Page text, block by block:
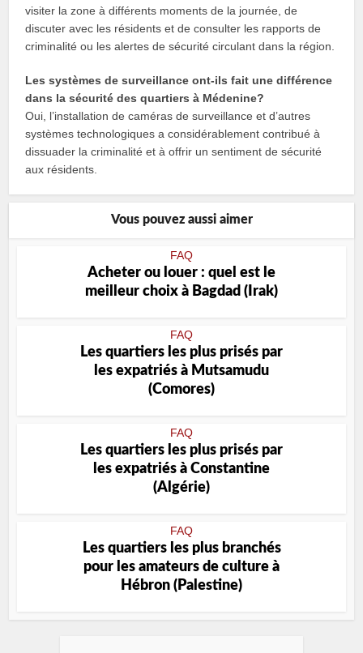
visiter la zone à différents moments de la journée, de
discuter avec les résidents et de consulter les rapports de
criminalité ou les alertes de sécurité circulant dans la région.
Les systèmes de surveillance ont-ils fait une différence
dans la sécurité des quartiers à Médenine?
Oui, l’installation de caméras de surveillance et d’autres
systèmes technologiques a considérablement contribué à
dissuader la criminalité et à offrir un sentiment de sécurité
aux résidents.
Vous pouvez aussi aimer
FAQ
Acheter ou louer : quel est le
meilleur choix à Bagdad (Irak)
FAQ
Les quartiers les plus prisés par
les expatriés à Mutsamudu
(Comores)
FAQ
Les quartiers les plus prisés par
les expatriés à Constantine
(Algérie)
FAQ
Les quartiers les plus branchés
pour les amateurs de culture à
Hébron (Palestine)